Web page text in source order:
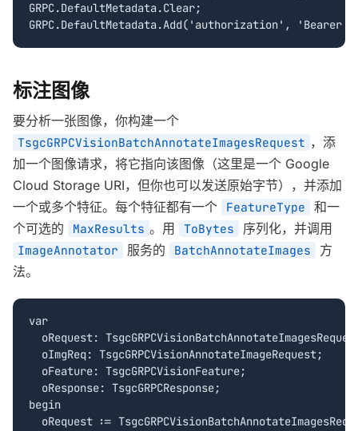
GRPC.DefaultMetadata.Clear;
GRPC.DefaultMetadata.Add('authorization', 'Bearer
标注图像
要分析一张图像，你构建一个
TsgcGRPCVisionBatchAnnotateImagesRequest ，添
加一个图像请求，将它指向该图像（这里是一个 Google
Cloud Storage URI，但你也可以发送原始字节），并添加
一个或多个特征。每个特征都有一个
FeatureType
和一
个可选的
MaxResults 。用 ToBytes 序列化，并调用
ImageAnnotator 服务的 BatchAnnotateImages
方
法。
var
oRequest:
  oImgReq: TsgcGRPCVisionAnnotateImageRequest;
  oFeature: TsgcGRPCVisionFeature;
  oResponse: TsgcGRPCResponse;
begin
oRequest :=